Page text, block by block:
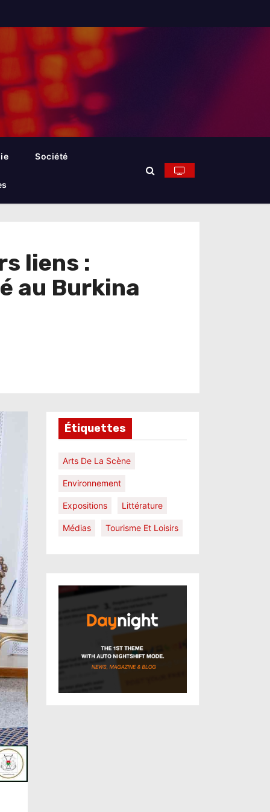
Société
liens :
au Burkina
Étiquettes
Arts De La Scène
Environnement
Expositions Littérature
Médias Tourisme Et Loisirs